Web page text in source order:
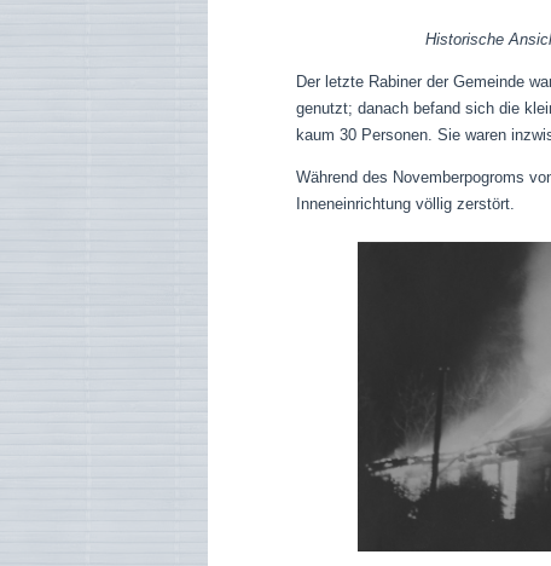
Historische
Der letzte Rabiner der Gemeinde
genutzt; danach befand sich die
kaum 30 Personen. Sie waren
Während des Novemberpogroms
Inneneinrichtung völlig zerstört.